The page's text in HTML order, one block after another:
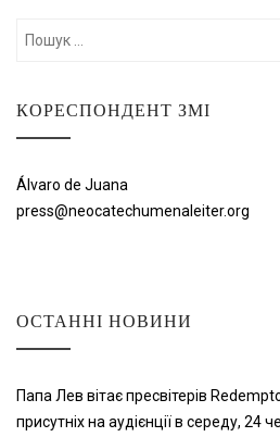
Шукати:
КОРЕСПОНДЕНТ ЗМІ
Álvaro de Juana
press@neocatechumenaleiter.org
ОСТАННІ НОВИНИ
Папа Лев вітає пресвітерів
присутніх на аудієнції в середу, 24